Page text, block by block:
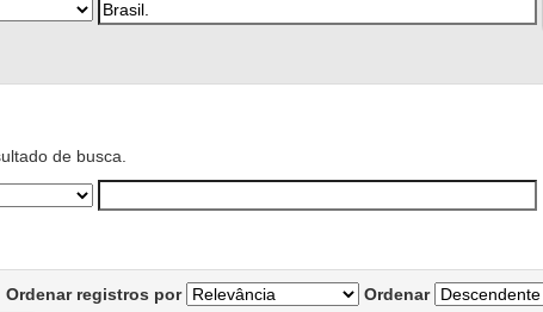
de busca.
Ordenar registros por
Ordenar